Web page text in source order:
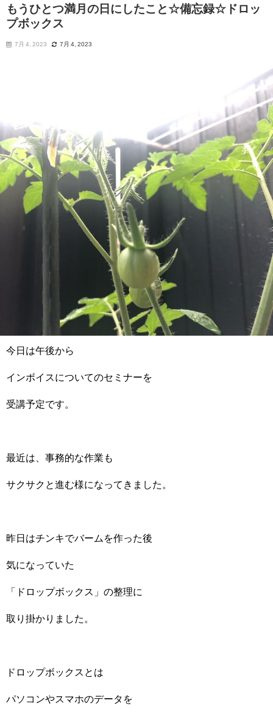
もうひとつ満月の日にしたこと☆備忘録☆ドロッ
プボックス
7月 4, 2023 7月 4, 2023
今日は午後から
インボイスについてのセミナーを
受講予定です。
最近は、事務的な作業も
サクサクと進む様になってきました。
昨日はチンキでバームを作った後
気になっていた
「ドロップボックス」の整理に
取り掛かりました。
ドロップボックスとは
パソコンやスマホのデータを